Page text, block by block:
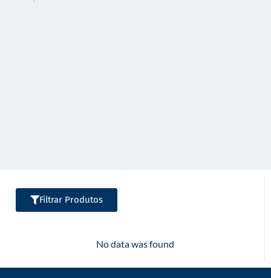
Filtrar Produtos
No data was found